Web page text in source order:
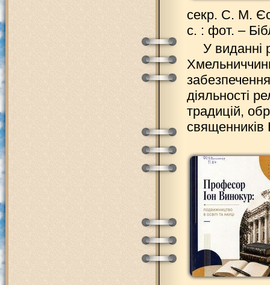
секр. С. М.
с. : фот. –
У виданні
діяльності
традицій,